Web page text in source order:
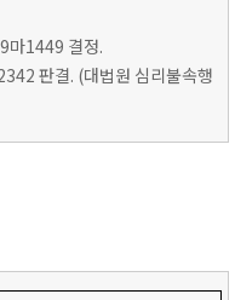
마1449 결정.
판결. (대법원 심리불속행